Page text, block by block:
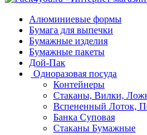
Алюминиевые формы
Бумага для выпечки
Бумажные изделия
Бумажные пакеты
Дой-Пак
Одноразовая посуда
Контейнеры
Стаканы, Вилки,
Вспененный Лоток,
Банка Суповая
Стаканы Бумажные